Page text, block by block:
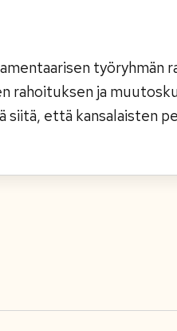
työryhmän
rahoituksen ja
siitä, että kansalaisten